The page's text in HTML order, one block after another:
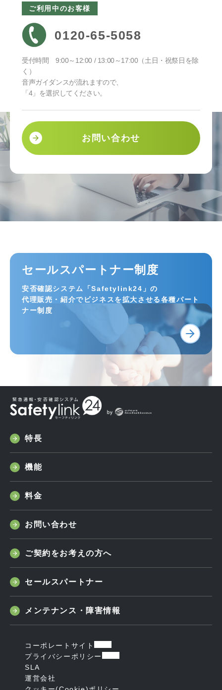
ご利用中のお客様
0120-65-5058
受付時間 9:00～12:00 / 13:00～17:00（土日・祝祭日を除
く）
音声ガイダンスが流れますので、
「4」を選択してください。
お問い合わせ
セールスパートナー制度
安否確認システム「Safetylink24」の
代理販売・紹介でビジネスを拡大させる各種パート
ナー制度
特長
機能
料金
お問い合わせ
ご契約をお考えの方へ
セールスパートナー
メンテナンス・障害情報
コーポレートサイト
プライバシーポリシー
SLA
運営会社